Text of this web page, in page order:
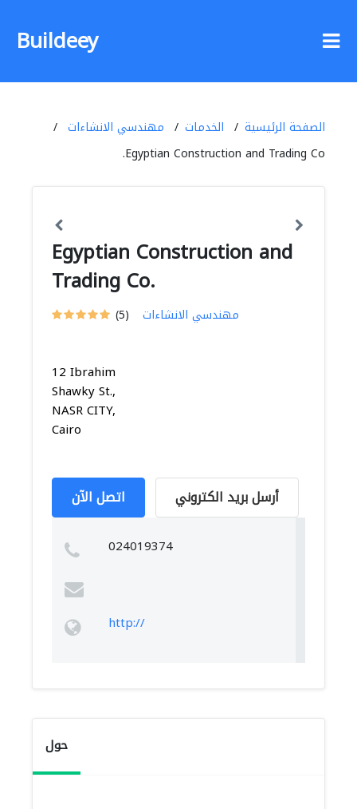
Buildeey
الصفحة الرئيسية الخدمات
مهندسي الانشاءات
Egyptian Construction and Trading Co.
Egyptian Construction and
Trading Co.
(5) مهندسي الانشاءات
12 Ibrahim
Shawky St.,
NASR CITY,
Cairo
اتصل الآن أرسل بريد الكتروني
024019374
http://
حول